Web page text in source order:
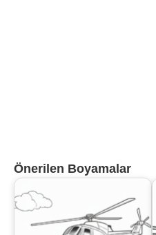
Önerilen Boyamalar